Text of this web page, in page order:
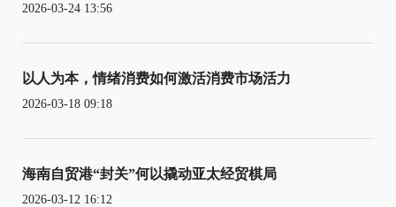
2026-03-24 13:56
以人为本，情绪消费如何激活消费市场活力
2026-03-18 09:18
海南自贸港“封关”何以撬动亚太经贸棋局
2026-03-12 16:12